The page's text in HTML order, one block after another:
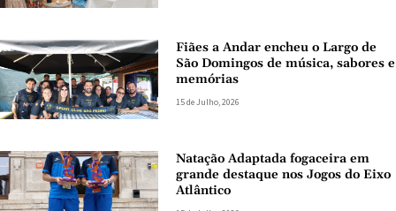
Fiães a Andar encheu o Largo de
São Domingos de música, sabores e
memórias
15 de Julho, 2026
Natação Adaptada fogaceira em
grande destaque nos Jogos do Eixo
Atlântico